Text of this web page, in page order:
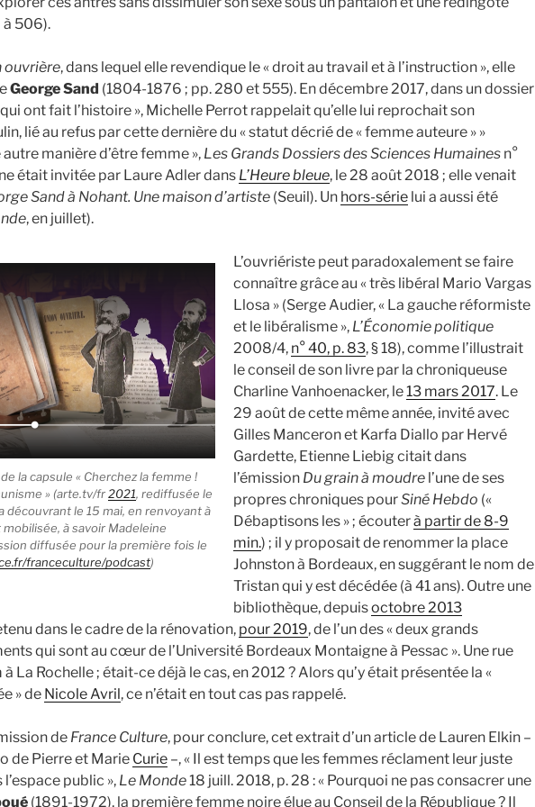
à 506).
ouvrière, dans lequel elle revendique le « droit au travail et à l’instruction », elle
George Sand (1804-1876 ; pp. 280 et 555). En décembre 2017, dans un dossier
ont fait l’histoire », Michelle Perrot rappelait qu’elle lui reprochait son
lié au refus par cette dernière du « statut décrié de « femme auteure » »
autre manière d’être femme », Les Grands Dossiers des Sciences Humaines n°
était invitée par Laure Adler dans L’Heure bleue, le 28 août 2018 ; elle venait
Sand à Nohant. Une maison d’artiste (Seuil). Un hors-série lui a aussi été
, en juillet).
la capsule « Cherchez la femme !
» (arte.tv/fr2021, rediffusée le
découvrant le 15 mai, en renvoyant à
à savoir Madeleine
diffusée pour la première fois le
franceculture/podcast)
L’ouvriériste peut paradoxalement se faire
connaître grâce au « très libéral Mario Vargas
Llosa » (Serge Audier, « La gauche réformiste
et le libéralisme », L’Économie politique
2008/4, n° 40, p. 83, § 18), comme l’illustrait
le conseil de son livre par la chroniqueuse
Charline Vanhoenacker, le13 mars 2017. Le
29 août de cette même année, invité avec
Gilles Manceron et Karfa Diallo par Hervé
Gardette, Etienne Liebig citait dans
l’émission Du grain à moudrel’une de ses
propres chroniques pourSiné Hebdo («
Débaptisons les » ; écouterà partir de 8-9
min.) ; il y proposait de renommer la place
Johnston à Bordeaux, en suggérant le nom de
Tristan qui y est décédée (à 41 ans). Outre une
bibliothèque, depuisoctobre 2013
dans le cadre de la rénovation, pour 2019, de l’un des « deux grands
qui sont au cœur de l’Université Bordeaux Montaigne à Pessac ». Une rue
La Rochelle ; était-ce déjà le cas, en 2012 ? Alors qu’y était présentée la «
» de Nicole Avril, ce n’était en tout cas pas rappelé.
de France Culture, pour conclure, cet extrait d’un article de Lauren Elkin –
de Pierre et Marie Curie –, « Il est temps que les femmes réclament leur juste
public », Le Monde 18 juill. 2018, p. 28 : « Pourquoi ne pas consacrer une
(1891-1972), la première femme noire élue au Conseil de la République ? Il